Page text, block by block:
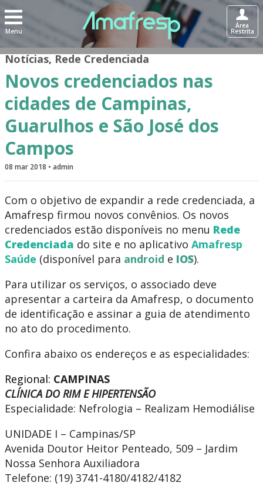
Menu
Área
Restrita
Notícias,Rede Credenciada
Novos credenciados nas
cidades de Campinas,
Guarulhos e São José dos
Campos
08 mar 2018 • admin
Com o objetivo de expandir a rede credenciada, a
Amafresp firmou novos convênios. Os novos
credenciados estão disponíveis no menu Rede
Credenciada do site e no aplicativo Amafresp
Saúde (disponível para android e IOS).
Para utilizar os serviços, o associado deve
apresentar a carteira da Amafresp, o documento
de identificação e assinar a guia de atendimento
no ato do procedimento.
Confira abaixo os endereços e as especialidades:
Regional: CAMPINAS
CLÍNICA DO RIM E HIPERTENSÃO
Especialidade: Nefrologia – Realizam Hemodiálise
UNIDADE I – Campinas/SP
Avenida Doutor Heitor Penteado, 509 – Jardim
Nossa Senhora Auxiliadora
Telefone: (19) 3741-4180/4182/4182